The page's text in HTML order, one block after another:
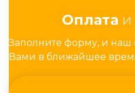
Оплата и
Заполните форму, и наш
Вами в ближайшее